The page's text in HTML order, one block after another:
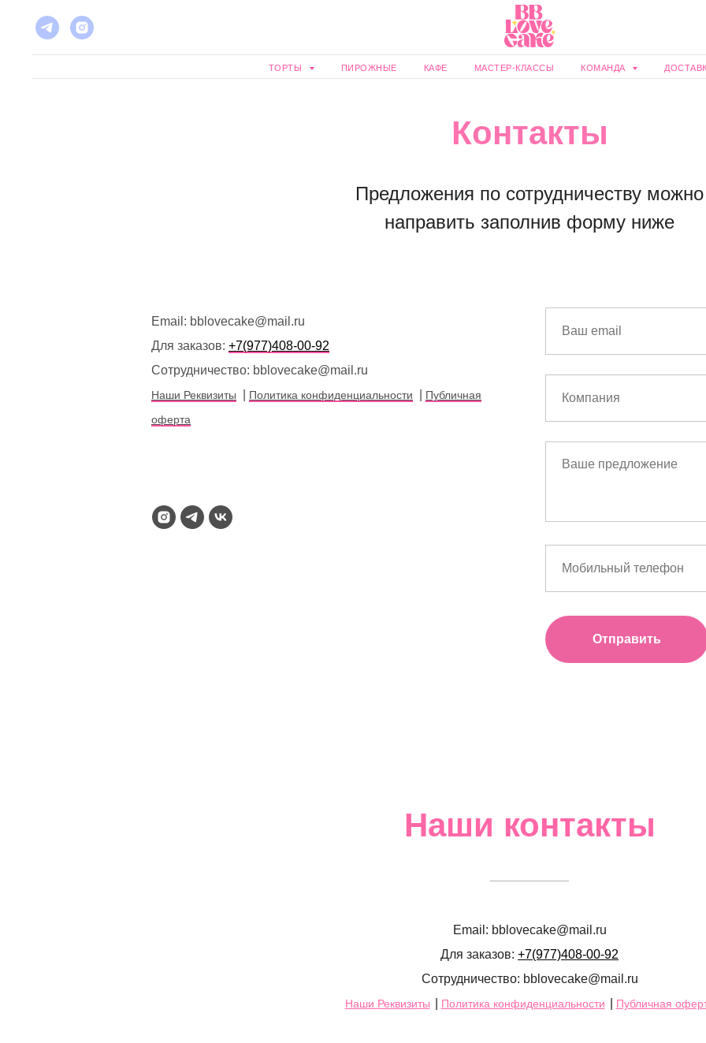
ТОРТЫ ПИРОЖНЫЕ КАФЕ МАСТЕР-КЛАССЫ КОМАНДА
Контакты
Предложения по сотрудничеству можно
направить заполнив форму ниже
Email: bblovecake@mail.ru
Для заказов: +7(977)408-00-92
Сотрудничество: bblovecake@mail.ru
Наши Реквизиты Политика конфиденциальности
Публичная
оферта
Отправить
Наши контакты
Email: bblovecake@mail.ru
Для заказов: +7(977)408-00-92
Сотрудничество: bblovecake@mail.ru
Наши Реквизиты Политика конфиденциальности Публичная